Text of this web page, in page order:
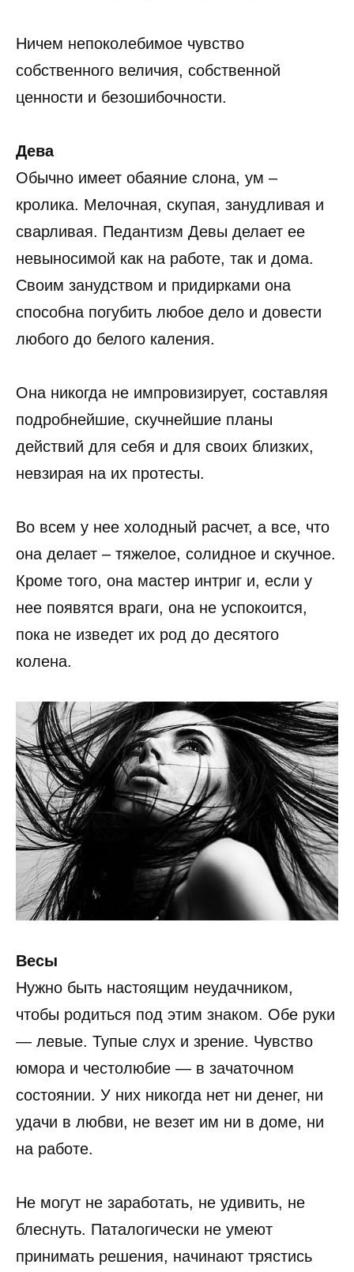
Ничем непоколебимое чувство
собственного величия, собственной
ценности и безошибочности.
Дева
Обычно имеет обаяние слона, ум –
кролика. Мелочная, скупая, занудливая и
сварливая. Педантизм Девы делает ее
невыносимой как на работе, так и дома.
Своим занудством и придирками она
способна погубить любое дело и довести
любого до белого каления.
Она никогда не импровизирует, составляя
подробнейшие, скучнейшие планы
действий для себя и для своих близких,
невзирая на их протесты.
Во всем у нее холодный расчет, а все, что
она делает – тяжелое, солидное и скучное.
Кроме того, она мастер интриг и, если у
нее появятся враги, она не успокоится,
пока не изведет их род до десятого
колена.
Весы
Нужно быть настоящим неудачником,
чтобы родиться под этим знаком. Обе руки
— левые. Тупые слух и зрение. Чувство
юмора и честолюбие — в зачаточном
состоянии. У них никогда нет ни денег, ни
удачи в любви, не везет им ни в доме, ни
на работе.
Не могут не заработать, не удивить, не
блеснуть. Паталогически не умеют
принимать решения, начинают трястись